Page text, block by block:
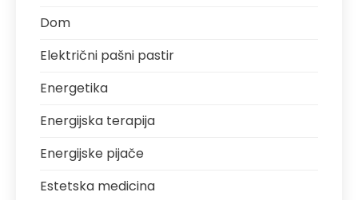
Dom
Električni pašni pastir
Energetika
Energijska terapija
Energijske pijače
Estetska medicina